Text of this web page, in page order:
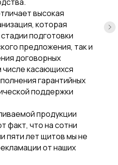
высокая
которая
подготовки
предложения, так и
договорных
числе касающихся
гарантийных
поддержки
продукции
факт, что на сотни
пяти лет щитов мы не
от наших